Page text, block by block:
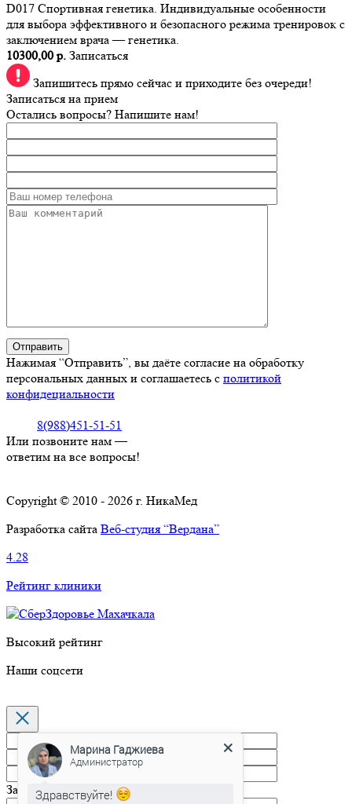
D017 Спортивная генетика. Индивидуальные особенности
для выбора эффективного и безопасного режима тренировок с
заключением врача — генетика.
10300,00 р. Записаться
Запишитесь прямо сейчас и приходите без очереди!
Записаться на прием
Остались вопросы? Напишите нам!
Нажимая “Отправить”, вы даёте согласие на обработку
персональных данных и соглашаетесь с политикой
конфидециальности
8(988)451-51-51
Или позвоните нам —
ответим на все вопросы!
Copyright © 2010 - 2026 г. НикаМед
Разработка сайта Веб-студия “Вердана”
4.28
Рейтинг клиники
Высокий рейтинг
Наши соцсети
Запись на прием
Марина Гаджиева
Администратор
Здравствуйте!